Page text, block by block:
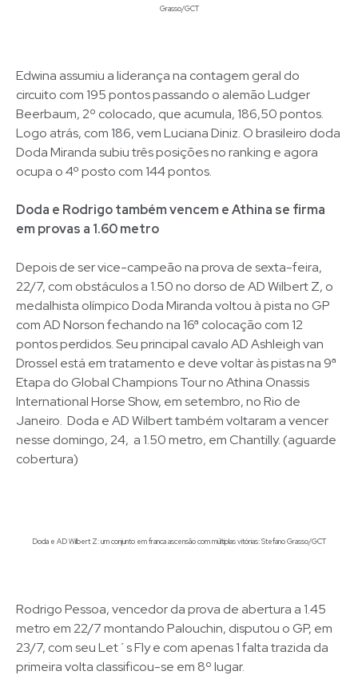
Grasso/GCT
Edwina assumiu a liderança na contagem geral do
circuito com 195 pontos passando o alemão Ludger
Beerbaum, 2º colocado, que acumula, 186,50 pontos.
Logo atrás, com 186, vem Luciana Diniz. O brasileiro doda
Doda Miranda subiu três posições no ranking e agora
ocupa o 4º posto com 144 pontos.
Doda e Rodrigo também vencem e Athina se firma
em provas a 1.60 metro
Depois de ser vice-campeão na prova de sexta-feira,
22/7, com obstáculos a 1.50 no dorso de AD Wilbert Z, o
medalhista olímpico Doda Miranda voltou à pista no GP
com AD Norson fechando na 16ª colocação com 12
pontos perdidos. Seu principal cavalo AD Ashleigh van
Drossel está em tratamento e deve voltar às pistas na 9ª
Etapa do Global Champions Tour no Athina Onassis
International Horse Show, em setembro, no Rio de
Janeiro. Doda e AD Wilbert também voltaram a vencer
nesse domingo, 24, a 1.50 metro, em Chantilly. (aguarde
cobertura)
Doda e AD Wilbert Z: um conjunto em franca ascensão com múltiplas vitórias: Stefano Grasso/GCT
Rodrigo Pessoa, vencedor da prova de abertura a 1.45
metro em 22/7 montando Palouchin, disputou o GP, em
23/7, com seu Let´s Fly e com apenas 1 falta trazida da
primeira volta classificou-se em 8º lugar.